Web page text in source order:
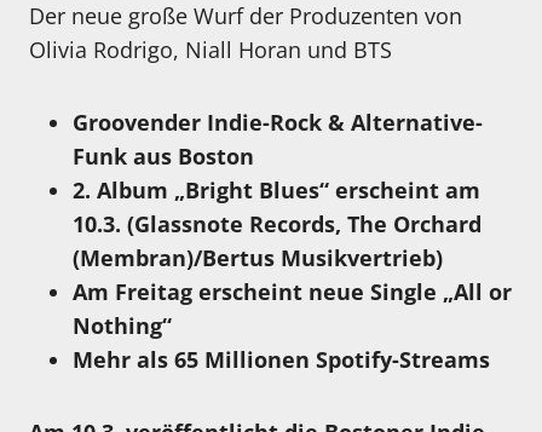
Der neue große Wurf der Produzenten von
Olivia Rodrigo, Niall Horan und BTS
Groovender Indie-Rock & Alternative-
Funk aus Boston
2. Album „Bright Blues“ erscheint am
10.3. (Glassnote Records, The Orchard
(Membran)/Bertus Musikvertrieb)
Am Freitag erscheint neue Single „All or
Nothing“
Mehr als 65 Millionen Spotify-Streams